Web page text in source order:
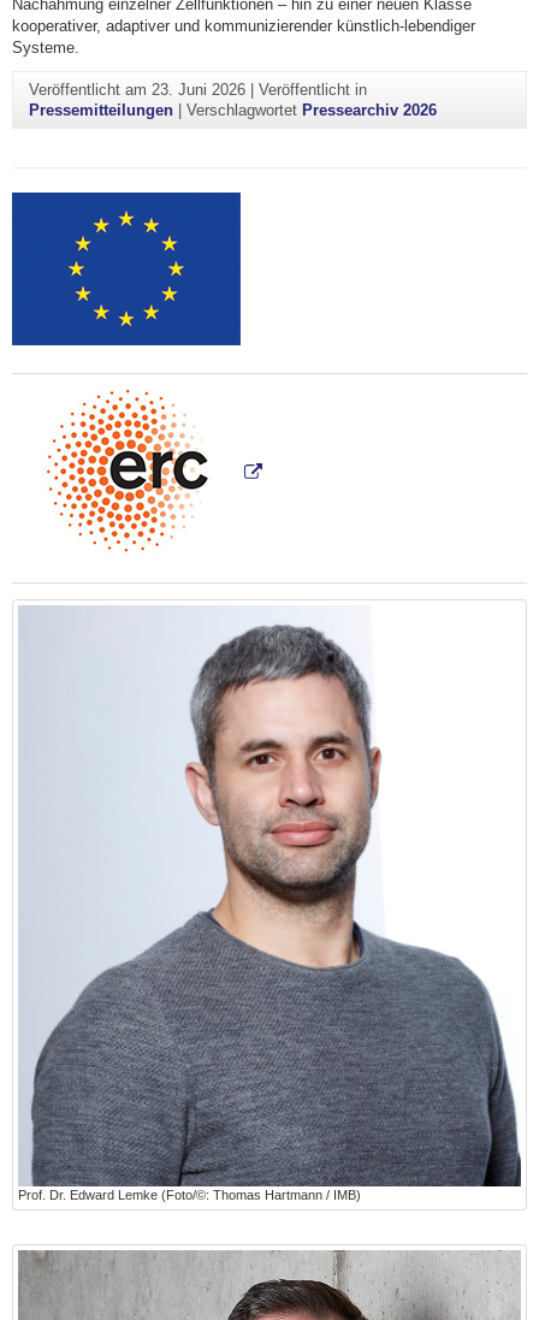
Nachahmung einzelner Zellfunktionen – hin zu einer neuen Klasse
kooperativer, adaptiver und kommunizierender künstlich-lebendiger
Systeme.
Veröffentlicht am 23. Juni 2026| Veröffentlicht in
Pressemitteilungen| Verschlagwortet Pressearchiv 2026
Prof. Dr. Edward Lemke (Foto/©: Thomas Hartmann / IMB)